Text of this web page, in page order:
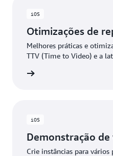
iOS
Otimizações de
Melhores práticas e
TTV (Time to Video) e a
iOS
Demonstração
Crie instâncias para